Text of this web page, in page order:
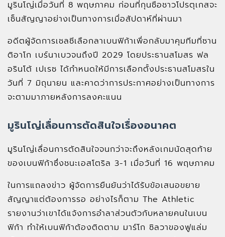
มูรินโญ่เมื่อวันที่ 8 พฤษภาคม ก่อนที่กุนซือชาวโปรตุเกสจะ
เซ็นสัญญาอย่างเป็นทางการเมื่อสัปดาห์ที่ผ่านมา
อดีตผู้จัดการเชลซีเลือกลาเบนฟิก้าเพื่อกลับมาคุมทีมที่ซาน
ติอาโก เบร์นาเบวจนถึงปี 2029 โดยประธานสโมสร ฟล
อรินโต้ เปเรซ ได้กำหนดให้มีการเลือกตั้งประธานสโมสรใน
วันที่ 7 มิถุนายน และคาดว่าการประกาศอย่างเป็นทางการ
จะตามมาภายหลังการลงคะแนน
มูรินโญ่เลื่อนการตัดสินใจเรื่องอนาคต
มูรินโญ่เลื่อนการตัดสินใจจนกว่าจะถึงหลังเกมนัดสุดท้าย
ของเบนฟิก้าซึ่งชนะเอสโตริล 3-1 เมื่อวันที่ 16 พฤษภาคม
ในการแถลงข่าว ผู้จัดการยืนยันว่าได้รับข้อเสนอขยาย
สัญญาแต่ต้องการรอ อย่างไรก็ตาม The Athletic
รายงานว่าเขาได้แจ้งการอำลาส่วนตัวกับหลายคนในเบน
ฟิก้า ทำให้เบนฟิก้าต้องติดตาม มาร์โก ซิลวาของฟูแล่ม